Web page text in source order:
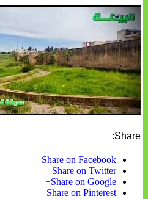
Share:
Share on Facebook
Share on Twitter
Share on Google+
Share on Pinterest